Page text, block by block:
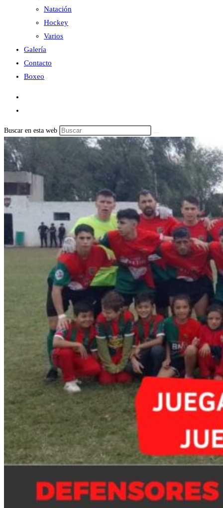
Natación
Hockey
Varios
Galería
Contacto
Boxeo
Buscar en esta web